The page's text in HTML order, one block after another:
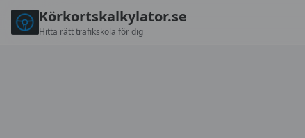
Körkortskalkylator.se
Hitta rätt trafikskola för dig